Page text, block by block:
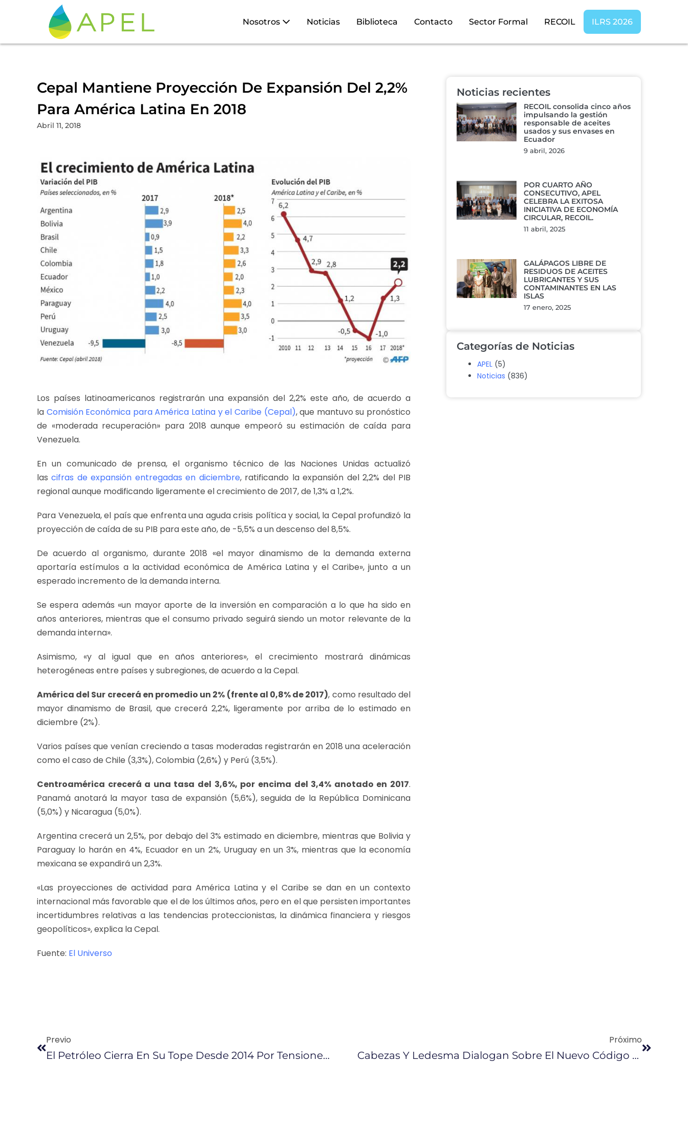
Nosotros Noticias Biblioteca Contacto Sector Formal RECOIL ILRS 2026
Cepal Mantiene Proyección De Expansión Del 2,2%
Para América Latina En 2018
Abril 11, 2018
Los países latinoamericanos registrarán una expansión del 2,2% este año, de acuerdo a
la Comisión Económica para América Latina y el Caribe (Cepal), que mantuvo su pronóstico
de «moderada recuperación» para 2018 aunque empeoró su estimación de caída para
Venezuela.
En un comunicado de prensa, el organismo técnico de las Naciones Unidas actualizó
lascifras de expansión entregadas en diciembre, ratificando la expansión del 2,2% del PIB
regional aunque modificando ligeramente el crecimiento de 2017, de 1,3% a 1,2%.
Para Venezuela, el país que enfrenta una aguda crisis política y social, la Cepal profundizó la
proyección de caída de su PIB para este año, de -5,5% a un descenso del 8,5%.
De acuerdo al organismo, durante 2018 «el mayor dinamismo de la demanda externa
aportaría estímulos a la actividad económica de América Latina y el Caribe», junto a un
esperado incremento de la demanda interna.
Se espera además «un mayor aporte de la inversión en comparación a lo que ha sido en
años anteriores, mientras que el consumo privado seguirá siendo un motor relevante de la
demanda interna».
Asimismo, «y al igual que en años anteriores», el crecimiento mostrará dinámicas
heterogéneas entre países y subregiones, de acuerdo a la Cepal.
América del Sur crecerá en promedio un 2% (frente al 0,8% de 2017), como resultado del
mayor dinamismo de Brasil, que crecerá 2,2%, ligeramente por arriba de lo estimado en
diciembre (2%).
Varios países que venían creciendo a tasas moderadas registrarán en 2018 una aceleración
como el caso de Chile (3,3%), Colombia (2,6%) y Perú (3,5%).
Centroamérica crecerá a una tasa del 3,6%, por encima del 3,4% anotado en 2017.
Panamá anotará la mayor tasa de expansión (5,6%), seguida de la República Dominicana
(5,0%) y Nicaragua (5,0%).
Argentina crecerá un 2,5%, por debajo del 3% estimado en diciembre, mientras que Bolivia y
Paraguay lo harán en 4%, Ecuador en un 2%, Uruguay en un 3%, mientras que la economía
mexicana se expandirá un 2,3%.
«Las proyecciones de actividad para América Latina y el Caribe se dan en un contexto
internacional más favorable que el de los últimos años, pero en el que persisten importantes
incertidumbres relativas a las tendencias proteccionistas, la dinámica financiera y riesgos
geopolíticos», explica la Cepal.
Fuente: El Universo
Noticias recientes
RECOIL consolida cinco años
impulsando la gestión
responsable de aceites
usados y sus envases en
Ecuador
9 abril, 2026
POR CUARTO AÑO
CONSECUTIVO, APEL
CELEBRA LA EXITOSA
INICIATIVA DE ECONOMÍA
CIRCULAR, RECOIL.
11 abril, 2025
GALÁPAGOS LIBRE DE
RESIDUOS DE ACEITES
LUBRICANTES Y SUS
CONTAMINANTES EN LAS
ISLAS
17 enero, 2025
Categorías de Noticias
APEL (5)
Noticias (836)
Previo
El Petróleo Cierra En Su Tope Desde 2014 Por Tensiones Geopolíticas
Próximo
Cabezas Y Ledesma Dialogan Sobre El Nuevo Código Laboral